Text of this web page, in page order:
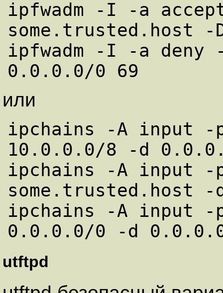
ipfwadm -I -a
some.trusted.host
ipfwadm -I -a deny
или
ipchains -A input -
10.0.0.0/8 -d
ipchains -A input -
some.trusted.host
ipchains -A input -
utftpd